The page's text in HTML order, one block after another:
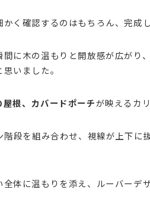
く確認するのはもちろん、完成
に木の温もりと開放感が広がり
いました。
根、カバードポーチが映えるカ
段を組み合わせ、視線が上下に
体に温もりを添え、ルーバー